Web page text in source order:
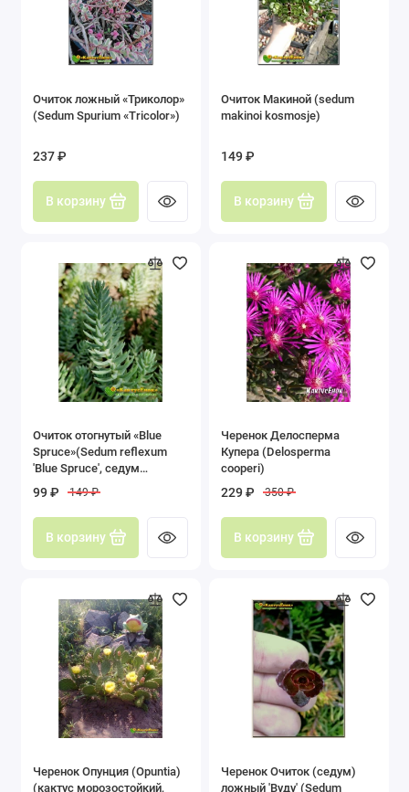
Очиток ложный «Триколор»
(Sedum Spurium «Tricolor»)
237 ₽
В корзину
Очиток Макиной (sedum
makinoi kosmosje)
149 ₽
В корзину
Очиток отогнутый «Blue
Spruce»(Sedum reflexum
'Blue Spruce', седум
99 ₽ 149 ₽
В корзину
Черенок Делосперма
Купера (Delosperma
cooperi)
229 ₽ 350 ₽
В корзину
Черенок Опунция (Opuntia)
(кактус морозостойкий,
Черенок Очиток (седум)
ложный 'Вуду' (Sedum